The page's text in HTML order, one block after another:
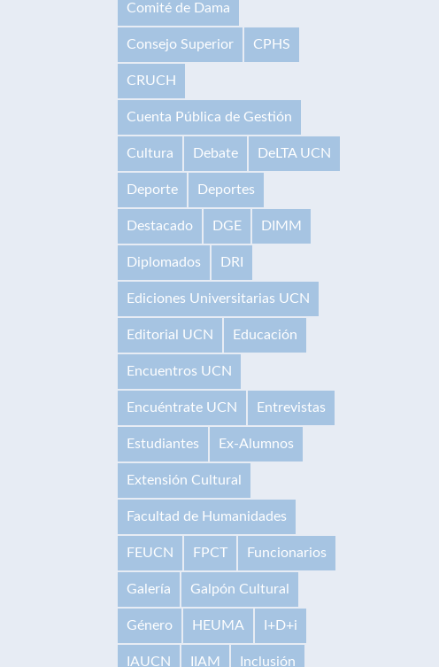
Comité de Dama
Consejo Superior CPHS
CRUCH
Cuenta Pública de Gestión
Cultura Debate DeLTA UCN
Deporte Deportes
Destacado DGE DIMM
Diplomados DRI
Ediciones Universitarias UCN
Editorial UCN Educación
Encuentros UCN
Encuéntrate UCN Entrevistas
Estudiantes Ex-Alumnos
Extensión Cultural
Facultad de Humanidades
FEUCN FPCT Funcionarios
Galería Galpón Cultural
Género HEUMA I+D+i
IAUCN IIAM Inclusión